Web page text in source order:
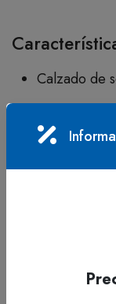
Calzado de
Color: Negro
Ojaletes